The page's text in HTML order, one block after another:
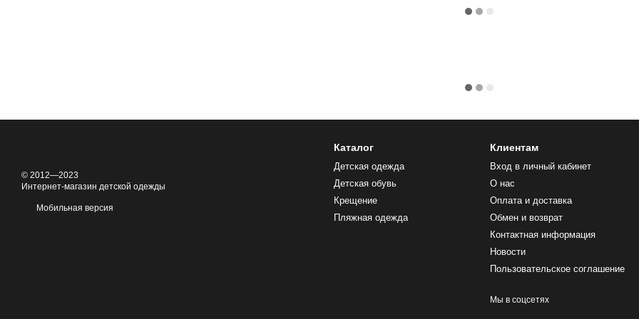
© 2012—2023
Интернет-магазин детской одежды
Мобильная версия
Каталог
Детская одежда
Детская обувь
Крещение
Пляжная одежда
Клиентам
Вход в личный кабинет
О нас
Оплата и доставка
Обмен и возврат
Контактная информация
Новости
Пользовательское соглашение
Мы в соцсетях